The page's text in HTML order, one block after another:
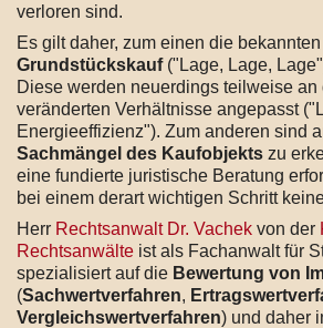
verloren sind.
Es gilt daher, zum einen die bekannten
Grundstückskauf("Lage, Lage,
Diese werden neuerdings teilweise an
veränderten Verhältnisse angepasst
Energieeffizienz"). Zum anderen sind
Sachmängel des Kaufobjekts zu
eine fundierte juristische Beratung
bei einem derart wichtigen Schritt
Herr Rechtsanwalt Dr. Vachek von der
Rechtsanwälte ist als Fachanwalt für
spezialisiert auf die Bewertung von
(Sachwertverfahren,
Vergleichswertverfahren) und daher